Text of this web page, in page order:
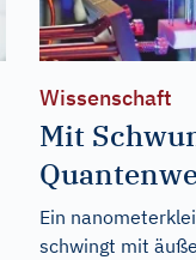
Wissenschaft
Mit
Ein
schwingt mit